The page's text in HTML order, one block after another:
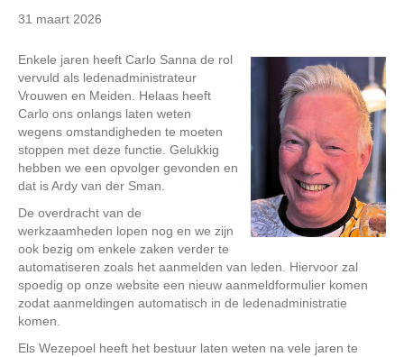
31 maart 2026
Enkele jaren heeft Carlo Sanna de rol
vervuld als ledenadministrateur
Vrouwen en Meiden. Helaas heeft
Carlo ons onlangs laten weten
wegens omstandigheden te moeten
stoppen met deze functie. Gelukkig
hebben we een opvolger gevonden en
dat is Ardy van der Sman.
De overdracht van de
werkzaamheden lopen nog en we zijn
ook bezig om enkele zaken verder te
automatiseren zoals het aanmelden van leden. Hiervoor zal
spoedig op onze website een nieuw aanmeldformulier komen
zodat aanmeldingen automatisch in de ledenadministratie
komen.
Els Wezepoel heeft het bestuur laten weten na vele jaren te